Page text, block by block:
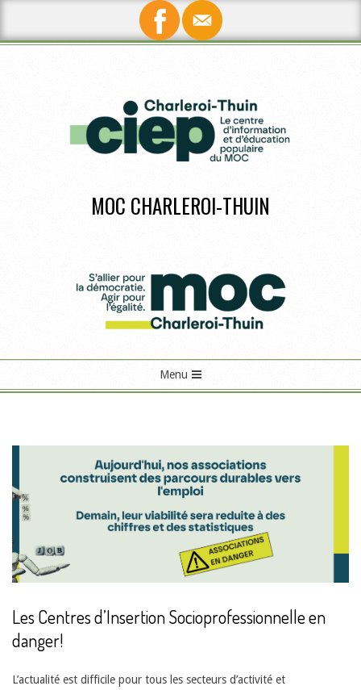
MOC CHARLEROI-THUIN
P
Menu
Les Centres d’Insertion Socioprofessionnelle en
danger!
L’actualité est difficile pour tous les secteurs d’activité et